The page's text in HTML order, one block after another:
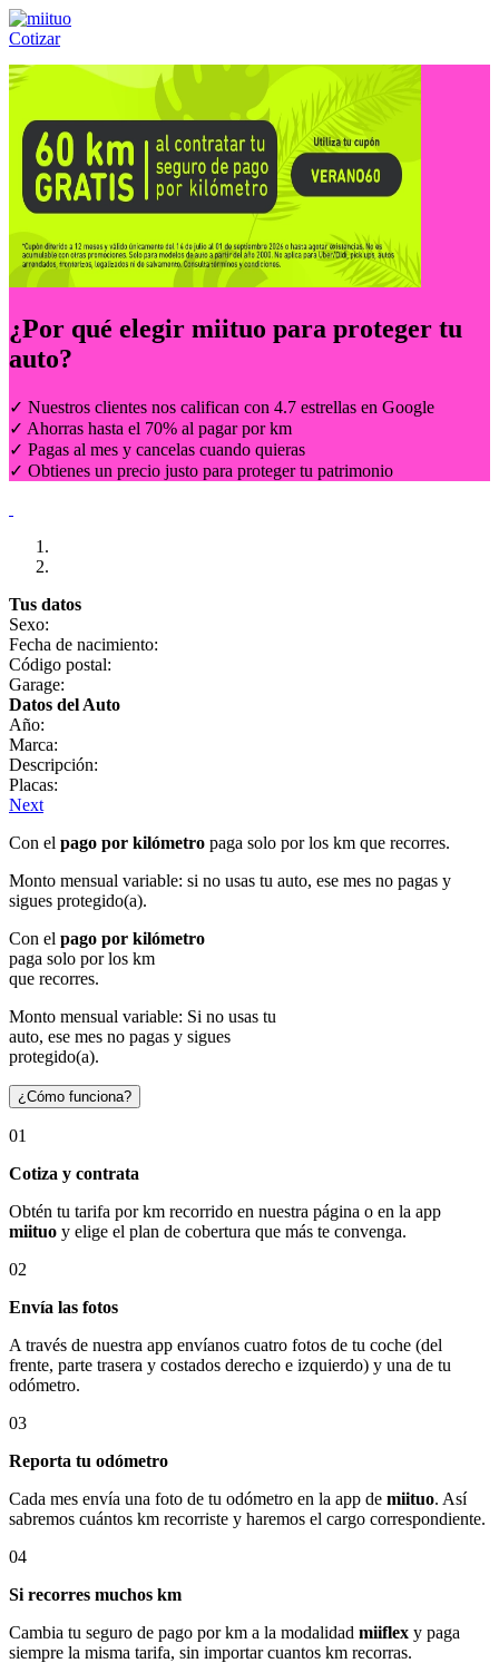
Cotizar
Llámanos al:(55) 84-21-05-00 ó
¿Por qué elegir miituo para proteger tu
auto?
✓ Nuestros clientes nos califican con 4.7 estrellas en Google
✓ Ahorras hasta el 70% al pagar por km
✓ Pagas al mes y cancelas cuando quieras
✓ Obtienes un precio justo para proteger tu patrimonio
Tus datos
Sexo:
Fecha de nacimiento:
Código postal:
Garage:
Datos del Auto
Año:
Marca:
Descripción:
Placas:
Next
Con el pago por kilómetro paga solo por los km que recorres.
Monto mensual variable: si no usas tu auto, ese mes no pagas y
sigues protegido(a).
Con el pago por kilómetro
paga solo por los km
que recorres.
Monto mensual variable: Si no usas tu
auto, ese mes no pagas y sigues
protegido(a).
¿Cómo funciona?
01
Cotiza y contrata
Obtén tu tarifa por km recorrido en nuestra página o en la app
miituo y elige el plan de cobertura que más te convenga.
02
Envía las fotos
A través de nuestra app envíanos cuatro fotos de tu coche (del
frente, parte trasera y costados derecho e izquierdo) y una de tu
odómetro.
03
Reporta tu odómetro
Cada mes envía una foto de tu odómetro en la app de miituo. Así
sabremos cuántos km recorriste y haremos el cargo correspondiente.
04
Si recorres muchos km
Cambia tu seguro de pago por km a la modalidad miiflex y paga
siempre la misma tarifa, sin importar cuantos km recorras.